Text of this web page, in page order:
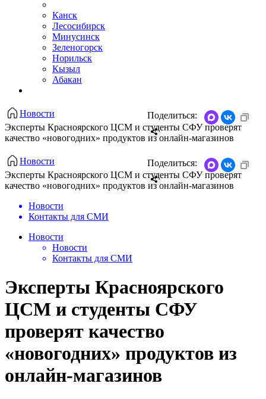
Канск
Лесосибирск
Минусинск
Зеленогорск
Норильск
Кызыл
Абакан
Новости
​Эксперты Красноярского ЦСМ и студенты СФУ проверят
качество «новогодних» продуктов из онлайн-магазинов
Поделиться:
Новости
​Эксперты Красноярского ЦСМ и студенты СФУ проверят
качество «новогодних» продуктов из онлайн-магазинов
Поделиться:
Новости
Контакты для СМИ
Новости
Новости
Контакты для СМИ
​Эксперты Красноярского
ЦСМ и студенты СФУ
проверят качество
«новогодних» продуктов из
онлайн-магазинов